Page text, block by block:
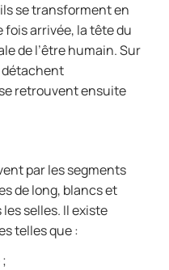
se transforment en
arrivée, la tête du
de l’être humain. Sur
détachent
retrouvent ensuite
par les segments
de long, blancs et
selles. Il existe
telles que :